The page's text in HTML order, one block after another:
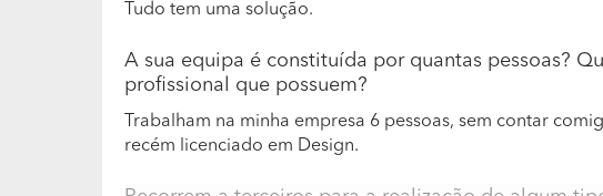
Tudo tem uma solução.
A sua equipa é constituída por quantas pessoas?
profissional que possuem?
Trabalham na minha empresa 6 pessoas, sem contar
recém licenciado em Design.